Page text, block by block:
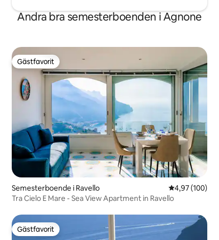
Andra bra semesterboenden i Agnone
Gästfavorit
Gästfavorit
Semesterboende i Ravello 4,97 av 5 i
4,97 (100)
Tra Cielo E Mare - Sea View Apartment in Ravello
Gästfavorit
Gästfavorit